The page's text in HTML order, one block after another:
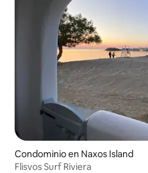
Condominio en Naxos Island
Flisvos Surf Riviera